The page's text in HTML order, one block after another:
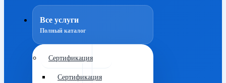
Все услуги
Полный каталог
Сертификация
Сертификация